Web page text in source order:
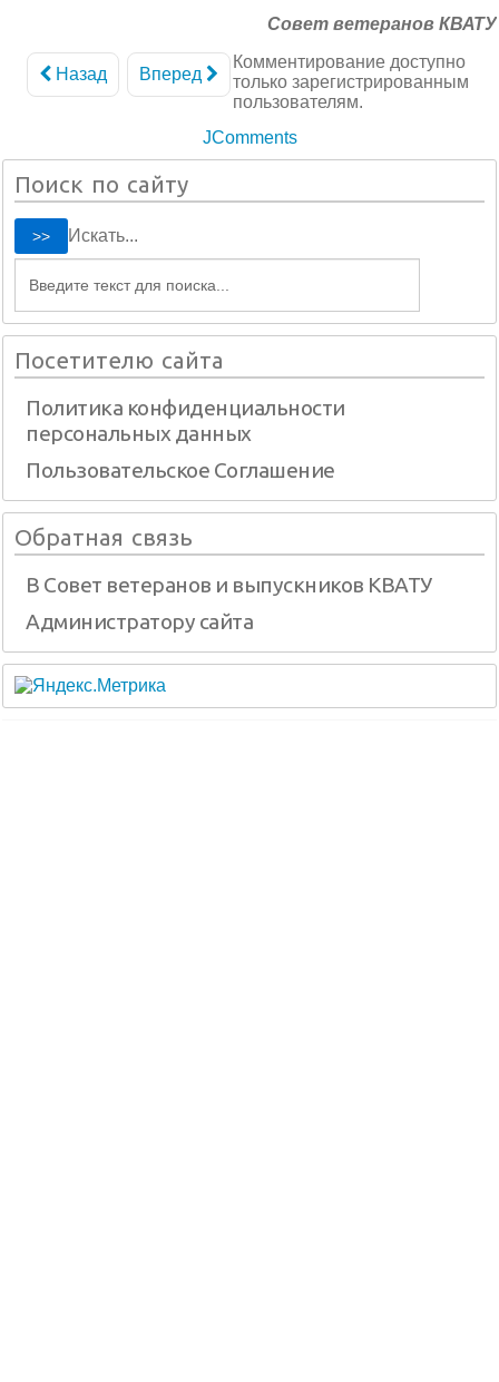
Совет ветеранов КВАТУ
Назад Вперед
Комментирование доступно
только зарегистрированным
пользователям.
JComments
Поиск по сайту
Искать...
Посетителю сайта
Политика конфиденциальности
персональных данных
Пользовательское Соглашение
Обратная связь
В Совет ветеранов и выпускников КВАТУ
Администратору сайта